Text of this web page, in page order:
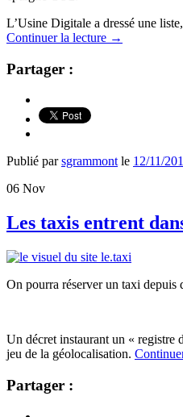
L’Usine Digitale a dressé une
Continuer la lecture →
Partager :
Publié parsgrammont le 12/11/
06 Nov
Les taxis entrent
On pourra réserver un taxi depuis
Un décret instaurant un « registre
jeu de la géolocalisation.
Partager :